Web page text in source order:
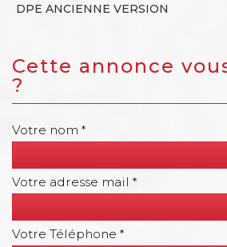
DPE ANCIENNE VERSION
cette annonce vous intéresse
?
Votre nom *
Votre adresse mail *
Votre Téléphone *